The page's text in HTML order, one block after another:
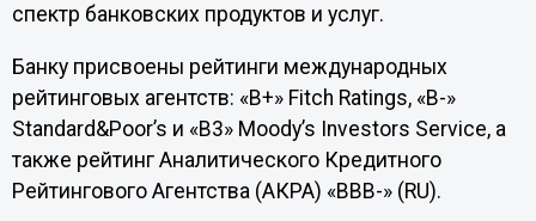
спектр банковских продуктов и услуг.
Банку присвоены рейтинги международных
рейтинговых агентств: «В+» Fitch Ratings, «B-»
Standard&Poor’s и «B3» Moody’s Investors Service, а
также рейтинг Аналитического Кредитного
Рейтингового Агентства (АКРА) «ВВВ-» (RU).